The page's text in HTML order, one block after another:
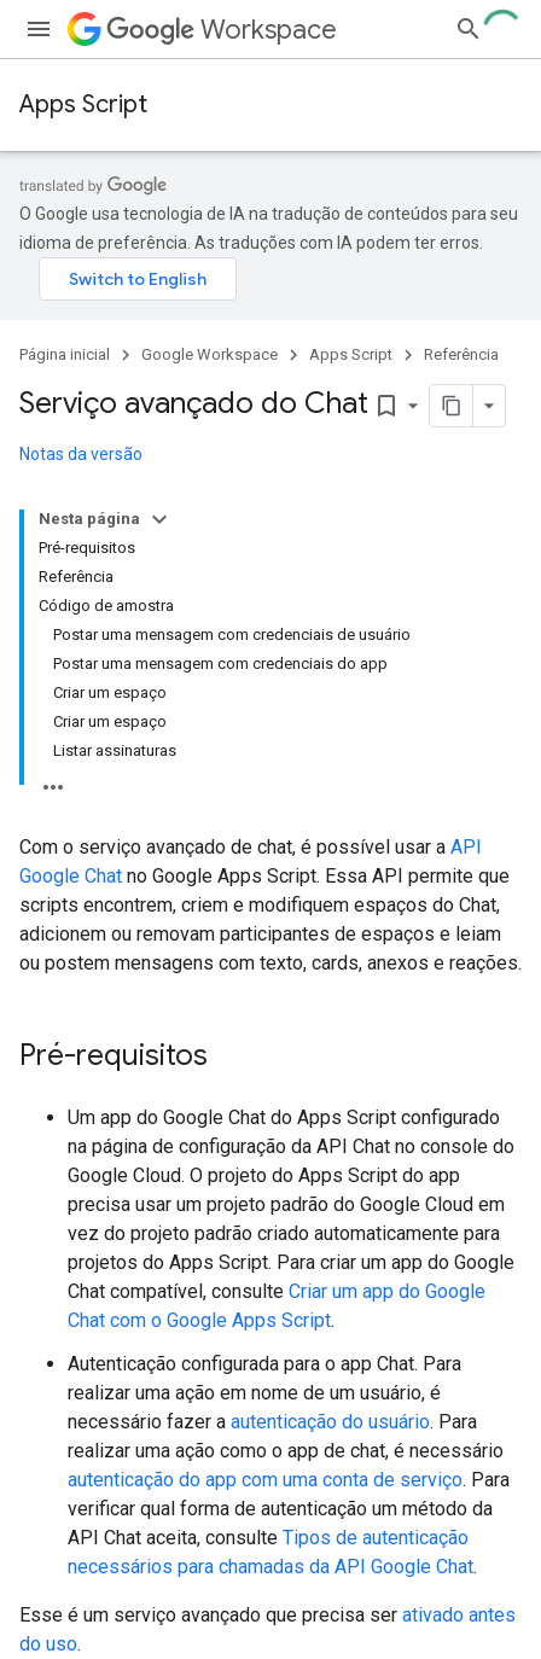
Workspace
Apps Script
O Google usa tecnologia de IA na tradução de conteúdos para seu
idioma de preferência. As traduções com IA podem ter erros.
Página inicial Google Workspace Apps Script Referência
Serviço avançado do Chat bookmark_border
Notas da versão
Nesta página
Pré-requisitos
Referência
Código de amostra
Postar uma mensagem com credenciais de usuário
Postar uma mensagem com credenciais do app
Criar um espaço
Criar um espaço
Listar assinaturas
Com o serviço avançado de chat, é possível usar a API
Google Chat no Google Apps Script. Essa API permite que
scripts encontrem, criem e modifiquem espaços do Chat,
adicionem ou removam participantes de espaços e leiam
ou postem mensagens com texto, cards, anexos e reações.
Pré-requisitos
Um app do Google Chat do Apps Script configurado
na página de configuração da API Chat no console do
Google Cloud. O projeto do Apps Script do app
precisa usar um projeto padrão do Google Cloud em
vez do projeto padrão criado automaticamente para
projetos do Apps Script. Para criar um app do Google
Chat compatível, consulte Criar um app do Google
Chat com o Google Apps Script.
Autenticação configurada para o app Chat. Para
realizar uma ação em nome de um usuário, é
necessário fazer a autenticação do usuário. Para
realizar uma ação como o app de chat, é necessário
autenticação do app com uma conta de serviço. Para
verificar qual forma de autenticação um método da
API Chat aceita, consulte Tipos de autenticação
necessários para chamadas da API Google Chat.
Esse é um serviço avançado que precisa ser ativado antes
do uso.